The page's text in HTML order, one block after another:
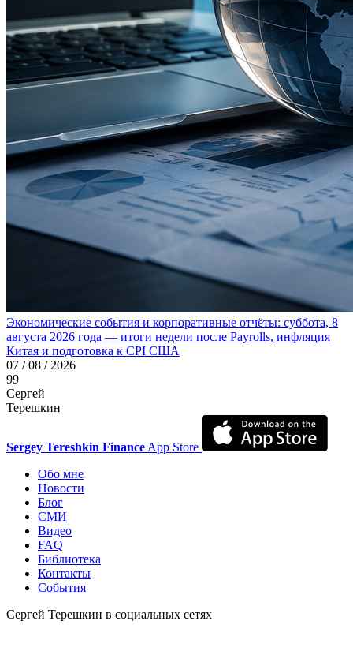
Экономические события и корпоративные отчёты: суббота, 8
августа 2026 года — итоги недели после Payrolls, инфляция
Китая и подготовка к CPI США
07 / 08 / 2026
99
Сергей
Терешкин
Sergey Tereshkin FinanceApp Store
Обо мне
Новости
Блог
СМИ
Видео
FAQ
Библиотека
Контакты
События
Сергей Терешкин в социальных сетях